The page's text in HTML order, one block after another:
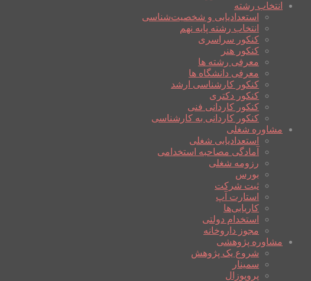
انتخاب رشته
استعدادیابی و شخصیت‌شناسی
انتخاب رشته پایه نهم
کنکور سراسری
کنکور هنر
معرفی رشته ها
معرفی دانشگاه ها
کنکور کارشناسی ارشد
کنکور دکتری
کنکور کاردانی فنی
کنکور کاردانی به کارشناسی
مشاوره شغلی
استعدادیابی شغلی
آمادگی مصاحبه استخدامی
رزومه شغلی
بورس
ثبت شرکت
استارت آپ
کاریابی‌ها
استخدام دولتی
مجوز داروخانه
مشاوره پژوهشی
شروع یک پژوهش
سمینار
پروپوزال